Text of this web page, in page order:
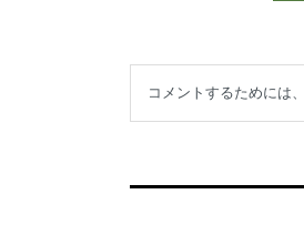
コメントするためには、